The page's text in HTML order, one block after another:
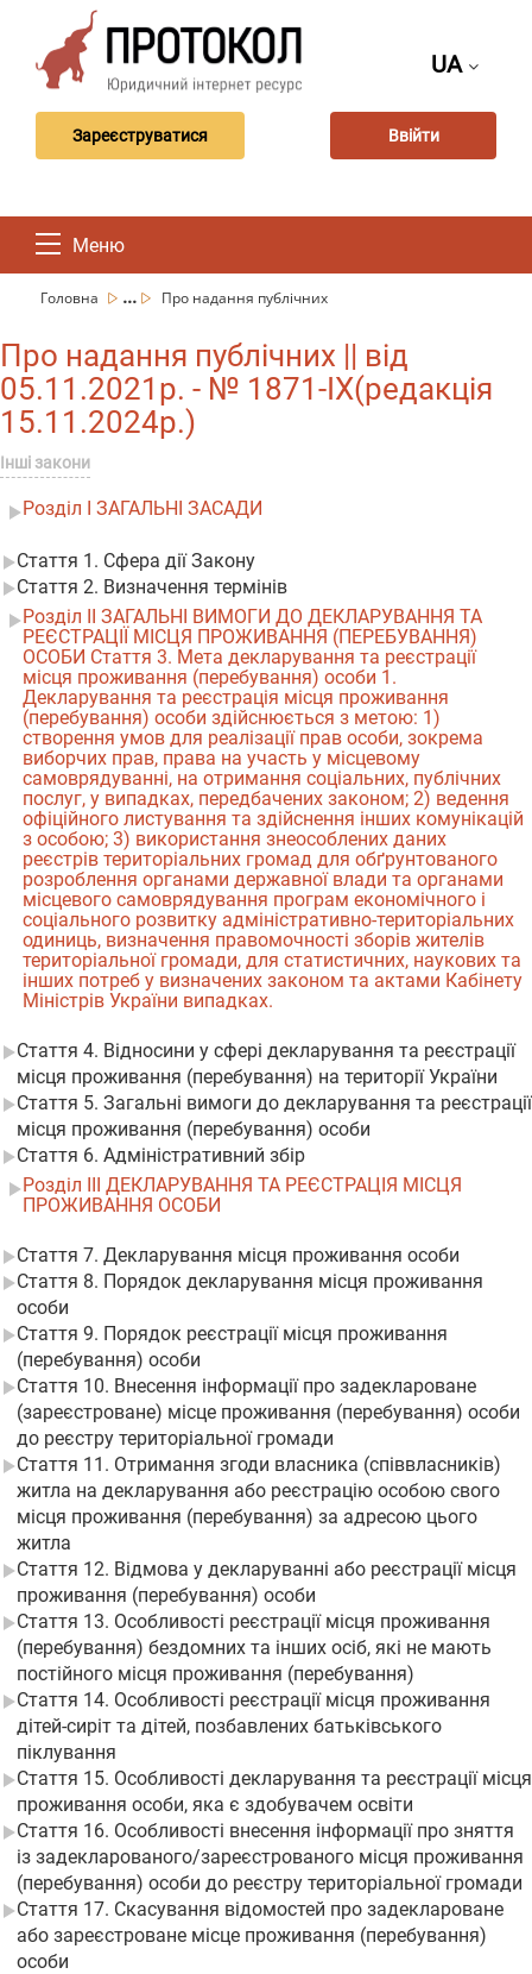
UA
Зареєструватися Ввійти
Меню
Головна ... Про надання публічних
Про надання публічних || від
05.11.2021р. - № 1871-IX(редакція
15.11.2024р.)
Інші закони
Розділ I ЗАГАЛЬНІ ЗАСАДИ
Стаття 1. Сфера дії Закону
Стаття 2. Визначення термінів
Розділ II ЗАГАЛЬНІ ВИМОГИ ДО ДЕКЛАРУВАННЯ ТА
РЕЄСТРАЦІЇ МІСЦЯ ПРОЖИВАННЯ (ПЕРЕБУВАННЯ)
ОСОБИ Cтаття 3. Мета декларування та реєстрації
місця проживання (перебування) особи 1.
Декларування та реєстрація місця проживання
(перебування) особи здійснюється з метою: 1)
створення умов для реалізації прав особи, зокрема
виборчих прав, права на участь у місцевому
самоврядуванні, на отримання соціальних, публічних
послуг, у випадках, передбачених законом; 2) ведення
офіційного листування та здійснення інших комунікацій
з особою; 3) використання знеособлених даних
реєстрів територіальних громад для обґрунтованого
розроблення органами державної влади та органами
місцевого самоврядування програм економічного і
соціального розвитку адміністративно-територіальних
одиниць, визначення правомочності зборів жителів
територіальної громади, для статистичних, наукових та
інших потреб у визначених законом та актами Кабінету
Міністрів України випадках.
Стаття 4. Відносини у сфері декларування та реєстрації
місця проживання (перебування) на території України
Стаття 5. Загальні вимоги до декларування та реєстрації
місця проживання (перебування) особи
Стаття 6. Адміністративний збір
Розділ III ДЕКЛАРУВАННЯ ТА РЕЄСТРАЦІЯ МІСЦЯ
ПРОЖИВАННЯ ОСОБИ
Стаття 7. Декларування місця проживання особи
Стаття 8. Порядок декларування місця проживання
особи
Стаття 9. Порядок реєстрації місця проживання
(перебування) особи
Стаття 10. Внесення інформації про задеклароване
(зареєстроване) місце проживання (перебування) особи
до реєстру територіальної громади
Стаття 11. Отримання згоди власника (співвласників)
житла на декларування або реєстрацію особою свого
місця проживання (перебування) за адресою цього
житла
Стаття 12. Відмова у декларуванні або реєстрації місця
проживання (перебування) особи
Стаття 13. Особливості реєстрації місця проживання
(перебування) бездомних та інших осіб, які не мають
постійного місця проживання (перебування)
Стаття 14. Особливості реєстрації місця проживання
дітей-сиріт та дітей, позбавлених батьківського
піклування
Стаття 15. Особливості декларування та реєстрації місця
проживання особи, яка є здобувачем освіти
Стаття 16. Особливості внесення інформації про зняття
із задекларованого/зареєстрованого місця проживання
(перебування) особи до реєстру територіальної громади
Стаття 17. Скасування відомостей про задеклароване
або зареєстроване місце проживання (перебування)
особи